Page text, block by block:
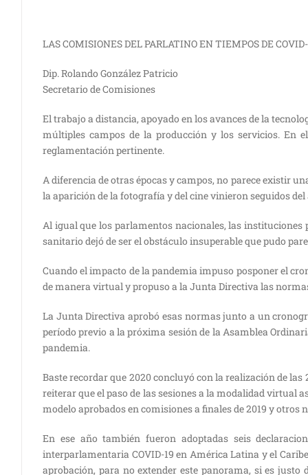
LAS COMISIONES DEL PARLATINO EN TIEMPOS DE
Dip. Rolando González Patricio
Secretario de Comisiones
El trabajo a distancia, apoyado en los avances de la
múltiples campos de la producción y los servicios. En
reglamentación pertinente.
A diferencia de otras épocas y campos, no parece existir
la aparición de la fotografía y del cine vinieron seguidos
Al igual que los parlamentos nacionales, las
sanitario dejó de ser el obstáculo insuperable que pudo
Cuando el impacto de la pandemia impuso posponer el
de manera virtual y propuso a la Junta Directiva las
La Junta Directiva aprobó esas normas junto a un
período previo a la próxima sesión de la Asamblea
pandemia.
Baste recordar que 2020 concluyó con la realización de
reiterar que el paso de las sesiones a la modalidad virtual
modelo aprobados en comisiones a finales de 2019 y otros
En ese año también fueron adoptadas seis
interparlamentaria COVID-19 en América Latina y el
aprobación, para no extender este panorama, si es